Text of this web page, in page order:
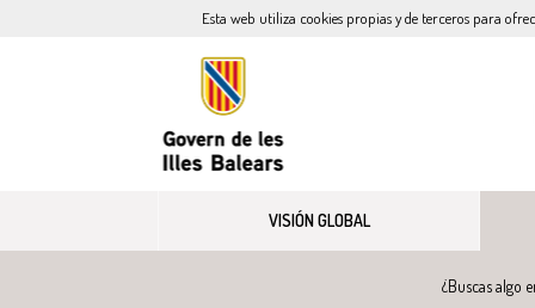
Esta web utiliza cookies propias y de terceros para
VISIÓN GLOBAL
¿Buscas algo